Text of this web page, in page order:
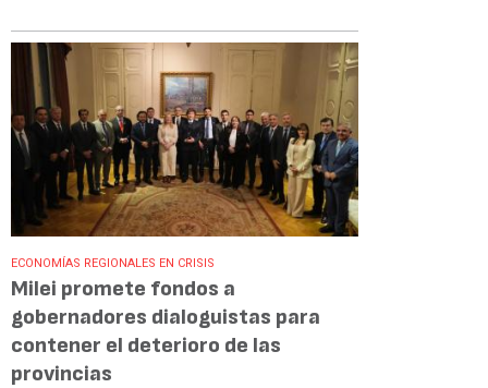
ECONOMÍAS REGIONALES EN CRISIS
Milei promete fondos a
gobernadores dialoguistas para
contener el deterioro de las
provincias